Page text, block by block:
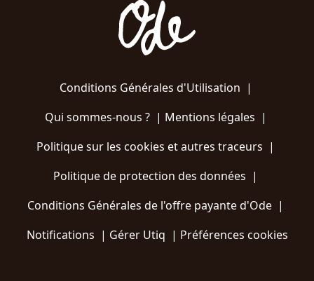
Conditions Générales d'Utilisation |
Qui sommes-nous ?| Mentions légales |
Politique sur les cookies et autres traceurs |
Politique de protection des données |
Conditions Générales de l'offre payante d'Ode |
Notifications | Gérer Utiq | Préférences cookies